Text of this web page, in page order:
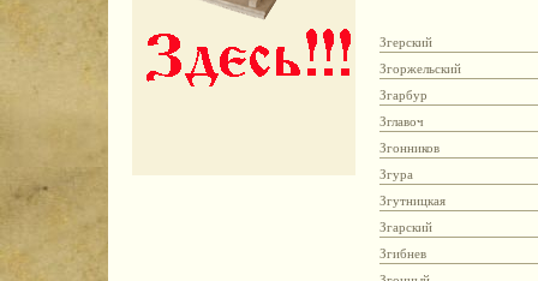
Згерский
Згоржельский
Згарбур
Зглавоч
Згонников
Згура
Згутницкая
Згарский
Згибнев